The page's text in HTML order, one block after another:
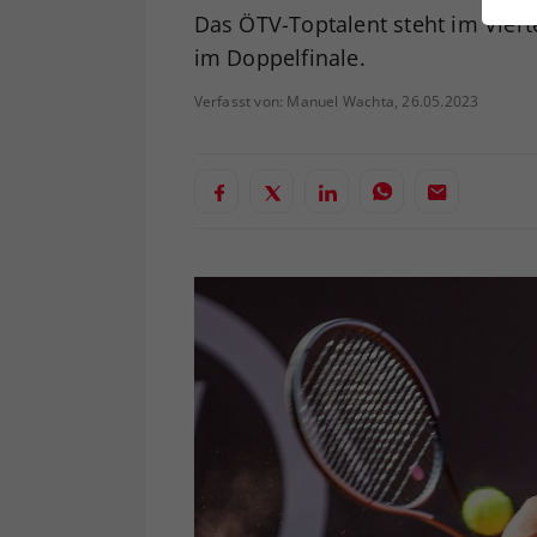
Das ÖTV-Toptalent steht im
im Doppelfinale.
Verfasst von: Manuel Wachta, 26.05.2023